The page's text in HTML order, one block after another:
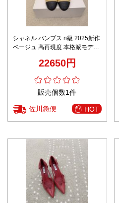
シャネル パンプス n級 2025新作
ベージュ 高再現度 本格派モデル
22650円
販売個数1件
佐川急便 HOT